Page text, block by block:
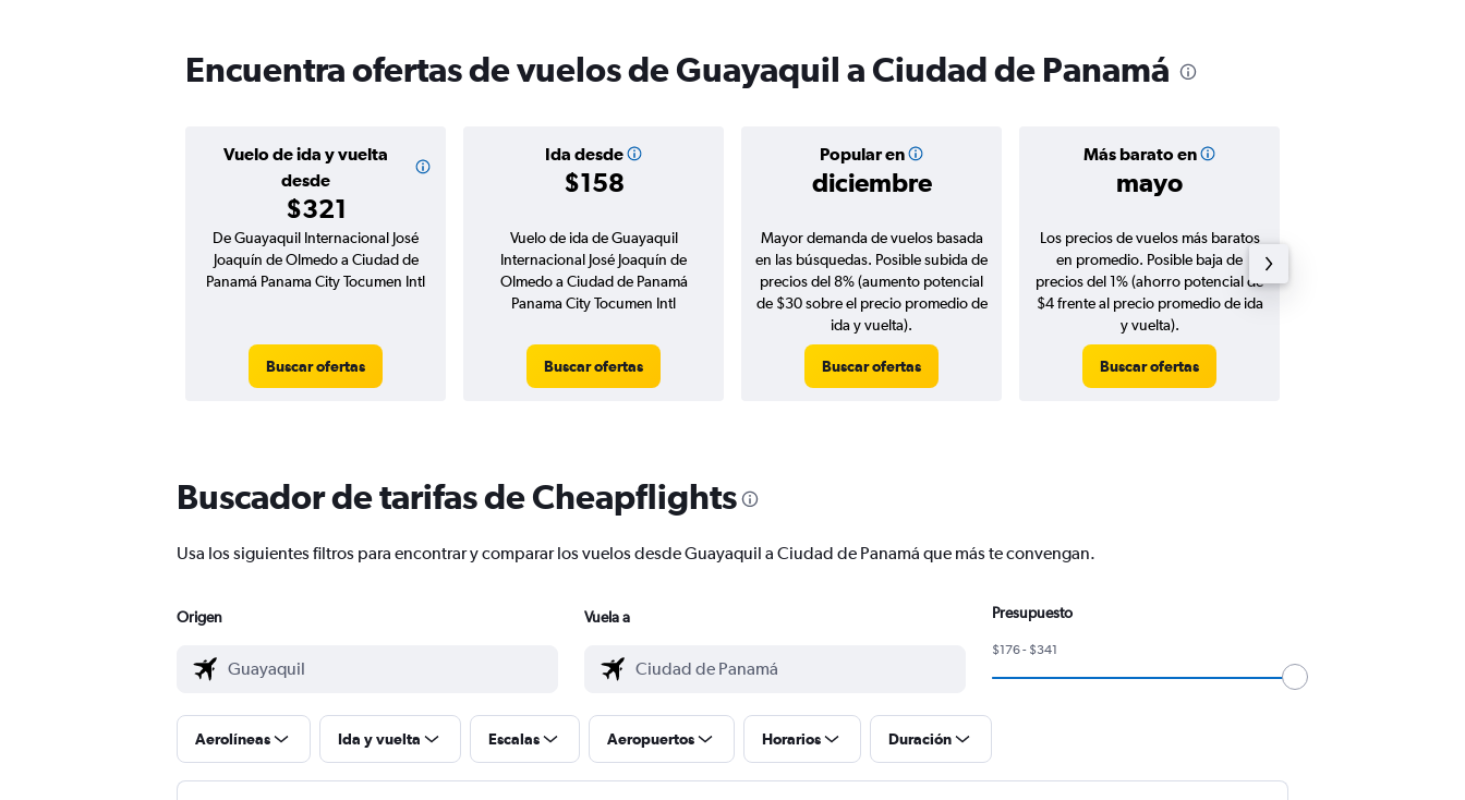
Encuentra ofertas de vuelos de Guayaquil a Ciudad de Panamá
Vuelo de ida y vuelta
desde
$321
Ida desde
$158
Popular en
diciembre
Más barato en
mayo
De Guayaquil Internacional José
Joaquín de Olmedo a Ciudad de
Panamá Panama City Tocumen Intl
Buscar ofertas
Vuelo de ida de Guayaquil
Internacional José Joaquín de
Olmedo a Ciudad de Panamá
Panama City Tocumen Intl
Buscar ofertas
Mayor demanda de vuelos basada
en las búsquedas. Posible subida de
precios del 8% (aumento potencial
de $30 sobre el precio promedio de
ida y vuelta).
Buscar ofertas
Los precios de vuelos más baratos
en promedio. Posible baja de
precios del 1% (ahorro potencial de
$4 frente al precio promedio de ida
y vuelta).
Buscar ofertas
Buscador de tarifas de Cheapflights
Usa los siguientes filtros para encontrar y comparar los vuelos desde Guayaquil a Ciudad de Panamá que más te convengan.
Origen Vuela a Presupuesto
$176 - $341
Aerolíneas Ida y vuelta Escalas Aeropuertos Horarios Duración